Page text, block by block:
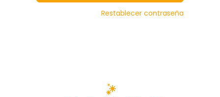
Restablecer contraseña